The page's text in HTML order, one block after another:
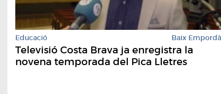
Educació Baix Empordà
Televisió Costa Brava ja enregistra la
novena temporada del Pica Lletres